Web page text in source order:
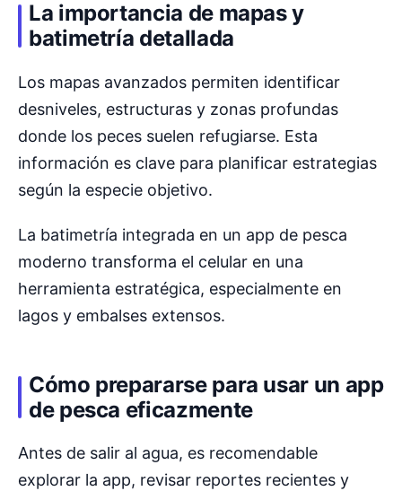
La importancia de mapas y
batimetría detallada
Los mapas avanzados permiten identificar
desniveles, estructuras y zonas profundas
donde los peces suelen refugiarse. Esta
información es clave para planificar estrategias
según la especie objetivo.
La batimetría integrada en un app de pesca
moderno transforma el celular en una
herramienta estratégica, especialmente en
lagos y embalses extensos.
Cómo prepararse para usar un app
de pesca eficazmente
Antes de salir al agua, es recomendable
explorar la app, revisar reportes recientes y